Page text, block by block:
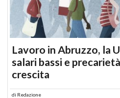
Lavoro in Abruzzo, la
salari bassi e
crescita
di Redazione